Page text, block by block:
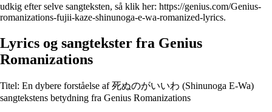
udkig efter selve sangteksten, så klik her: https://genius.com/Genius-
romanizations-fujii-kaze-shinunoga-e-wa-romanized-lyrics.
Lyrics og sangtekster fra Genius
Romanizations
Titel: En dybere forståelse af 死ぬのがいいわ (Shinunoga E-Wa)
sangtekstens betydning fra Genius Romanizations